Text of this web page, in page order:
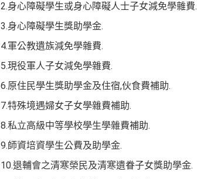
2.身心障礙學生或身心障礙人士子女減免學雜費.
3.身心障礙學生獎助學金.
4.軍公教遺族減免學雜費.
5.現役軍人子女減免學雜費.
6.原住民學生獎助學金及住宿,伙食費補助.
7.特殊境遇婦女子女學雜費補助.
8.私立高級中等學校學生學雜費補助.
9.師資培資學生公費及助學金.
10.退輔會之清寒榮民及清寒遺眷子女獎助學金.